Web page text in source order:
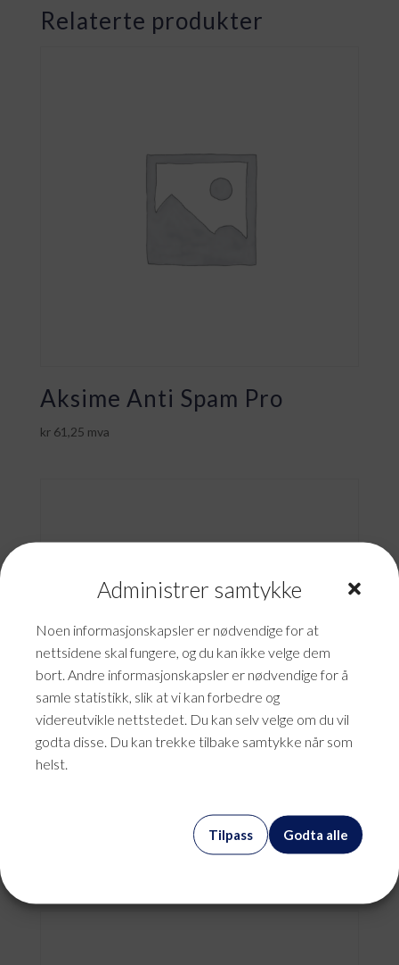
Administrer samtykke
Noen informasjonskapsler er nødvendige for at
nettsidene skal fungere, og du kan ikke velge dem
bort. Andre informasjonskapsler er nødvendige for å
samle statistikk, slik at vi kan forbedre og
videreutvikle nettstedet. Du kan selv velge om du vil
godta disse. Du kan trekke tilbake samtykke når som
helst.
Godta alle
Tilpass
Relaterte produkter
Aksime Anti Spam Pro
kr61,25 mva